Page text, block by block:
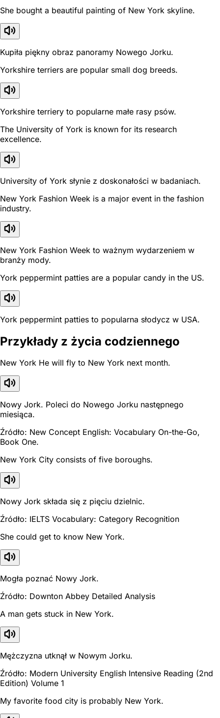
She bought a beautiful painting of New York skyline.
Kupiła piękny obraz panoramy Nowego Jorku.
Yorkshire terriers are popular small dog breeds.
Yorkshire terriery to popularne małe rasy psów.
The University of York is known for its research
excellence.
University of York słynie z doskonałości w badaniach.
New York Fashion Week is a major event in the fashion
industry.
New York Fashion Week to ważnym wydarzeniem w
branży mody.
York peppermint patties are a popular candy in the US.
York peppermint patties to popularna słodycz w USA.
Przykłady z życia codziennego
New York He will fly to New York next month.
Nowy Jork. Poleci do Nowego Jorku następnego
miesiąca.
Źródło: New Concept English: Vocabulary On-the-Go,
Book One.
New York City consists of five boroughs.
Nowy Jork składa się z pięciu dzielnic.
Źródło: IELTS Vocabulary: Category Recognition
She could get to know New York.
Mogła poznać Nowy Jork.
Źródło: Downton Abbey Detailed Analysis
A man gets stuck in New York.
Mężczyzna utknął w Nowym Jorku.
Źródło: Modern University English Intensive Reading (2nd
Edition) Volume 1
My favorite food city is probably New York.